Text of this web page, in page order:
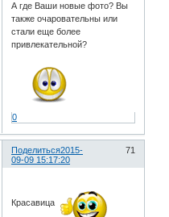
А где Ваши новые фото? Вы
также очаровательны или
стали еще более
привлекательной?
0
Поделиться 71
2015-
09-09 15:17:20
Красавица